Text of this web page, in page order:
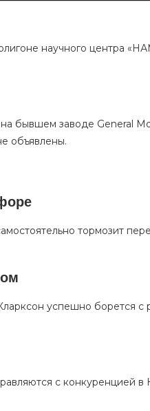
научного центра
бывшем заводе General
объявлены.
тормозит
успешно борется с
с конкуренцией